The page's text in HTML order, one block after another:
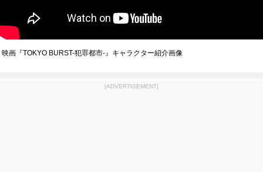
映画『TOKYO BURST-犯罪都市-』キャラクター紹介画像
[ADVERTISEMENT]